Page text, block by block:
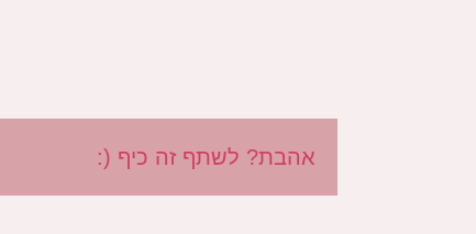
אהבת? לשתף זה כיף (: